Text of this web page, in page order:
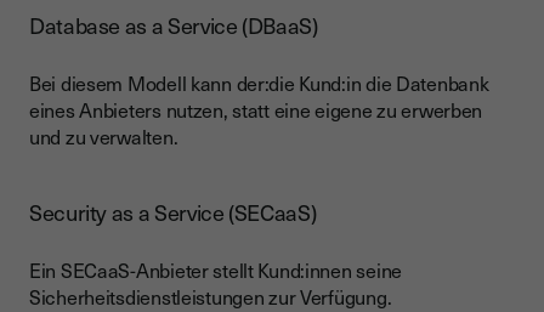
Database as a Service (DBaaS)
Bei diesem Modell kann der:die Kund:in die Datenbank
eines Anbieters nutzen, statt eine eigene zu erwerben
und zu verwalten.
Security as a Service (SECaaS)
Ein SECaaS-Anbieter stellt Kund:innen seine
Sicherheitsdienstleistungen zur Verfügung.